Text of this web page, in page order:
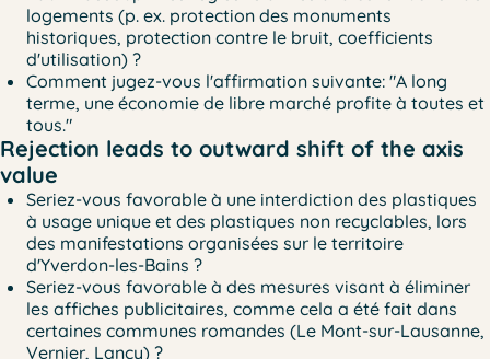
logements (p. ex. protection des monuments
historiques, protection contre le bruit, coefficients
d'utilisation) ?
Comment jugez-vous l'affirmation suivante: "A long
terme, une économie de libre marché profite à toutes et
tous."
Rejection leads to outward shift of the axis
value
Seriez-vous favorable à une interdiction des plastiques
à usage unique et des plastiques non recyclables, lors
des manifestations organisées sur le territoire
d'Yverdon-les-Bains ?
Seriez-vous favorable à des mesures visant à éliminer
les affiches publicitaires, comme cela a été fait dans
certaines communes romandes (Le Mont-sur-Lausanne,
Vernier, Lancy) ?